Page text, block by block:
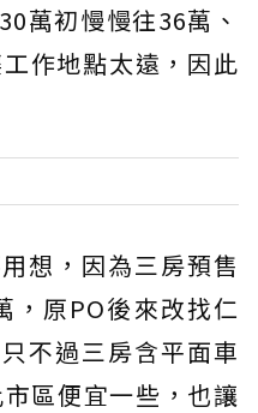
萬初慢慢往36萬、
作地點太遠，因此
想，因為三房預售
，原PO後來改找仁
不過三房含平面車
區便宜一些，也讓